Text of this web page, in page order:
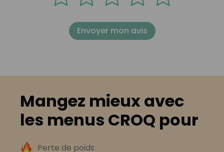
Envoyer mon avis
Mangez mieux avec
les menus CROQ pour
Perte de poids